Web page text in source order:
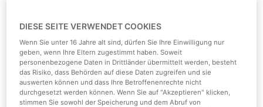
DIESE SEITE VERWENDET COOKIES
Wenn Sie unter 16 Jahre alt sind, dürfen Sie Ihre Einwilligung nur
geben, wenn Ihre Eltern zugestimmt haben. Soweit
personenbezogene Daten in Drittländer übermittelt werden, besteht
das Risiko, dass Behörden auf diese Daten zugreifen und sie
auswerten können und dass Ihre Betroffenenrechte nicht
durchgesetzt werden können. Wenn Sie auf "Akzeptieren" klicken,
stimmen Sie sowohl der Speicherung und dem Abruf von